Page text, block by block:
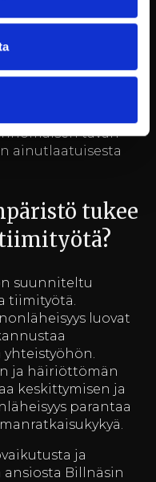
on suosittu
jotka vievät
historiaan.
tavan
ainutlaatuisesta
tukee
suunniteltu
tiimityötä.
luovat
ja häiriöttömän
keskittymisen ja
parantaa
ja
Billnäsin